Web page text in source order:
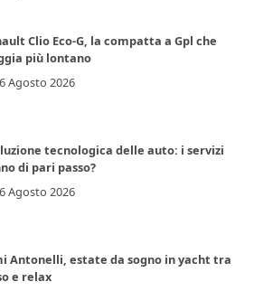
Clio Eco-G, la compatta a Gpl che
più lontano
6 Agosto 2026
tecnologica delle auto: i servizi
di pari passo?
6 Agosto 2026
Antonelli, estate da sogno in yacht tra
e relax